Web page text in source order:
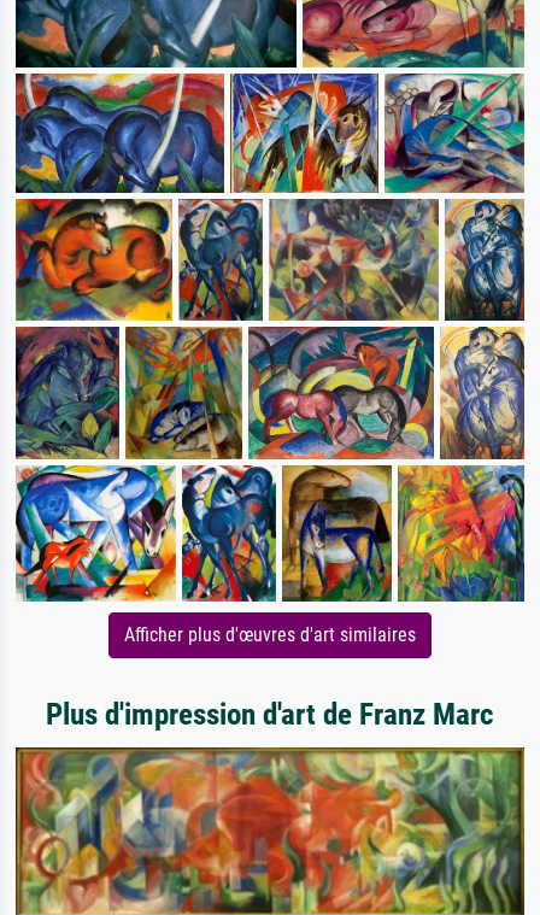
Afficher plus d'œuvres d'art similaires
Plus d'impression d'art de Franz Marc